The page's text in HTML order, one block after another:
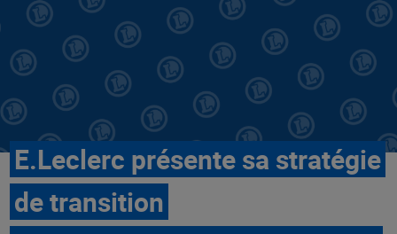
E.Leclerc présente sa stratégie
de transition